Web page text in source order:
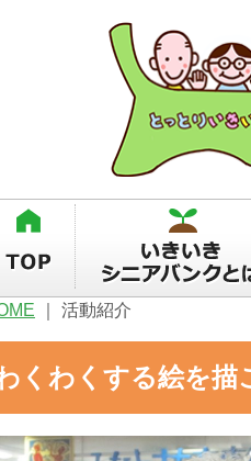
活動紹介
くわくす